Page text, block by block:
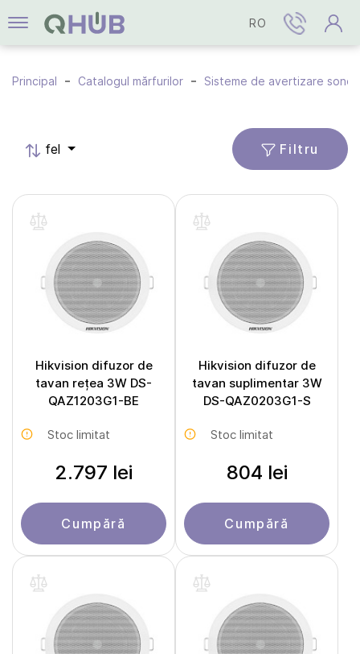
RO
Principal Catalogul mărfurilor Sisteme de avertizare
fel Filtru
Hikvision difuzor de
tavan rețea 3W DS-
QAZ1203G1-BE
Stoc limitat
2.797 lei
Cumpără
Hikvision difuzor de
tavan suplimentar 3W
DS-QAZ0203G1-S
Stoc limitat
804 lei
Cumpără